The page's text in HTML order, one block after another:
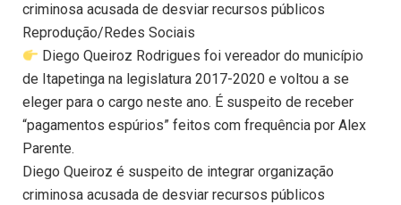
criminosa acusada de desviar recursos públicos
Reprodução/Redes Sociais
Diego Queiroz Rodrigues foi vereador do município
de Itapetinga na legislatura 2017-2020 e voltou a se
eleger para o cargo neste ano. É suspeito de receber
“pagamentos espúrios” feitos com frequência por Alex
Parente.
Diego Queiroz é suspeito de integrar organização
criminosa acusada de desviar recursos públicos